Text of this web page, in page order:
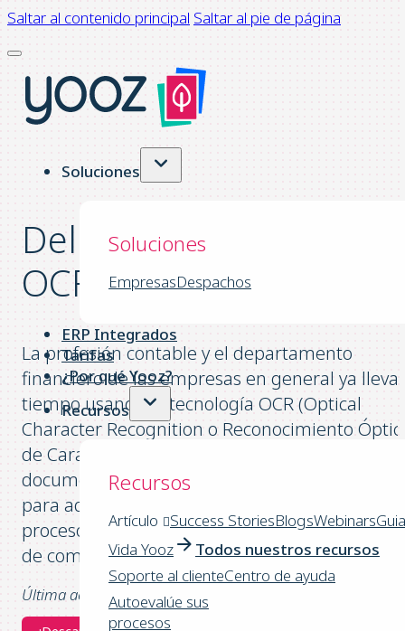
Saltar al contenido principal Saltar al pie de página
Soluciones
Soluciones
EmpresasDespachos
ERP Integrados
Tarifas
¿Por qué Yooz?
Recursos
Recursos
Artículo Success StoriesBlogsWebinarsGuia
Vida Yooz
Todos nuestros recursos
Soporte al clienteCentro de ayuda
Autoevalúe sus
procesos
Del Texto al Dato – un
OCR en Contabilidad
La profesión contable y el departamento
financiero de las empresas en general ya lleva
tiempo usando la tecnología OCR (Optical
Character Recognition o Reconocimiento
de Caracteres) para escanear y digitalizar los
documentos de la empresa y, en particular,
para aquellos documentos vinculados a los
procesos financieros como las facturas,
de compra, albaranes, etc.
Última actualización: 03/2026